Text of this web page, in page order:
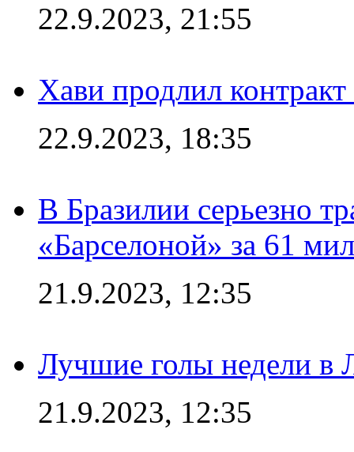
22.9.2023, 21:55
Хави продлил
22.9.2023, 18:35
В Бразилии серьезно
«Барселоной» за 61
21.9.2023, 12:35
Лучшие голы недели в
21.9.2023, 12:35